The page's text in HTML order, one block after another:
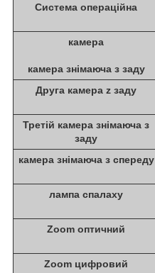
Система операційна
камера
камера знімаюча з заду
Друга камера z заду
Третій камера знімаюча з
заду
камера знімаюча з спереду
лампа спалаху
Zoom оптичний
Zoom цифровий